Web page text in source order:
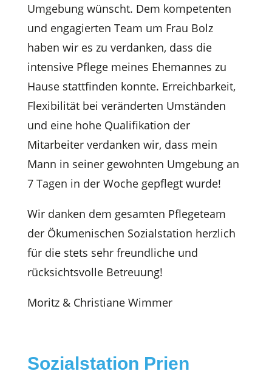
Umgebung wünscht. Dem kompetenten
und engagierten Team um Frau Bolz
haben wir es zu verdanken, dass die
intensive Pflege meines Ehemannes zu
Hause stattfinden konnte. Erreichbarkeit,
Flexibilität bei veränderten Umständen
und eine hohe Qualifikation der
Mitarbeiter verdanken wir, dass mein
Mann in seiner gewohnten Umgebung an
7 Tagen in der Woche gepflegt wurde!
Wir danken dem gesamten Pflegeteam
der Ökumenischen Sozialstation herzlich
für die stets sehr freundliche und
rücksichtsvolle Betreuung!
Moritz & Christiane Wimmer
Sozialstation Prien